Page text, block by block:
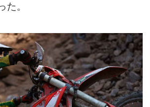
た。